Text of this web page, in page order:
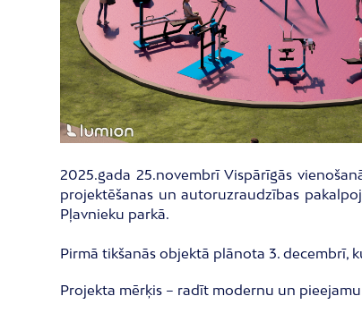
2025.gada 25.novembrī Vispārīgās
projektēšanas un autoruzraudzības
Pļavnieku parkā.
Pirmā tikšanās objektā plānota 3. decembrī,
Projekta mērķis – radīt modernu un